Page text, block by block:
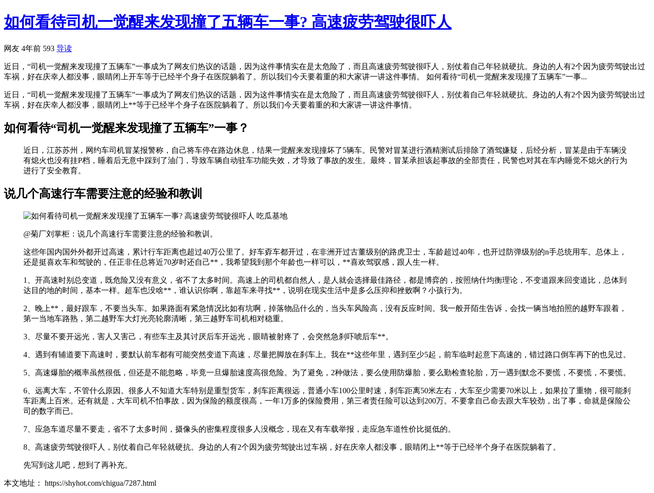
如何看待司机一觉醒来发现撞了五辆车一事? 高速疲劳驾驶很吓人
网友 4年前 593 导读
近日，“司机一觉醒来发现撞了五辆车”一事成为了网友们热议的话题，因为这件事情实在是太危险了，而且高速疲劳驾驶很吓人，别仗着自己年轻就硬抗。身边的人有2个因为疲劳驾驶出过
车祸，好在庆幸人都没事，眼睛闭上开车等于已经半个身子在医院躺着了。所以我们今天要着重的和大家讲一讲这件事情。 如何看待“司机一觉醒来发现撞了五辆车”一事...
近日，“司机一觉醒来发现撞了五辆车”一事成为了网友们热议的话题，因为这件事情实在是太危险了，而且高速疲劳驾驶很吓人，别仗着自己年轻就硬抗。身边的人有2个因为疲劳驾驶出过
车祸，好在庆幸人都没事，眼睛闭上**等于已经半个身子在医院躺着了。所以我们今天要着重的和大家讲一讲这件事情。
如何看待“司机一觉醒来发现撞了五辆车”一事？
近日，江苏苏州，网约车司机冒某报警称，自己将车停在路边休息，结果一觉醒来发现撞坏了5辆车。民警对冒某进行酒精测试后排除了酒驾嫌疑，后经分析，冒某是由于车辆没
有熄火也没有挂P档，睡着后无意中踩到了油门，导致车辆自动驻车功能失效，才导致了事故的发生。最终，冒某承担该起事故的全部责任，民警也对其在车内睡觉不熄火的行为
进行了安全教育。
说几个高速行车需要注意的经验和教训
@菊厂刘掌柜：说几个高速行车需要注意的经验和教训。
这些年国内国外外都开过高速，累计行车距离也超过40万公里了。好车孬车都开过，在非洲开过古董级别的路虎卫士，车龄超过40年，也开过防弹级别的n手总统用车。总体上，
还是挺喜欢车和驾驶的，任正非任总将近70岁时还自己**，我希望我到那个年龄也一样可以，**喜欢驾驭感，跟人生一样。
1、开高速时别总变道，既危险又没有意义，省不了太多时间。高速上的司机都自然人，是人就会选择最佳路径，都是博弈的，按照纳什均衡理论，不变道跟来回变道比，总体到
达目的地的时间，基本一样。超车也没啥**，谁认识你啊，靠超车来寻找**，说明在现实生活中是多么压抑和挫败啊？小孩行为。
2、晚上**，最好跟车，不要当头车。如果路面有紧急情况比如有坑啊，掉落物品什么的，当头车风险高，没有反应时间。我一般开陌生告诉，会找一辆当地拍照的越野车跟着，
第一当地车路熟，第二越野车大灯光亮轮廓清晰，第三越野车司机相对稳重。
3、尽量不要开远光，害人又害己，有些车主及其讨厌后车开远光，眼睛被射疼了，会突然急刹吓唬后车**。
4、遇到有辅道要下高速时，要默认前车都有可能突然变道下高速，尽量把脚放在刹车上。我在**这些年里，遇到至少5起，前车临时起意下高速的，错过路口倒车再下的也见过。
5、高速爆胎的概率虽然很低，但还是不能忽略，毕竟一旦爆胎速度高很危险。为了避免，2种做法，要么使用防爆胎，要么勤检查轮胎，万一遇到默念不要慌，不要慌，不要慌。
6、远离大车，不管什么原因。很多人不知道大车特别是重型货车，刹车距离很远，普通小车100公里时速，刹车距离50米左右，大车至少需要70米以上，如果拉了重物，很可能刹
车距离上百米。还有就是，大车司机不怕事故，因为保险的额度很高，一年1万多的保险费用，第三者责任险可以达到200万。不要拿自己命去跟大车较劲，出了事，命就是保险公
司的数字而已。
7、应急车道尽量不要走，省不了太多时间，摄像头的密集程度很多人没概念，现在又有车载举报，走应急车道性价比挺低的。
8、高速疲劳驾驶很吓人，别仗着自己年轻就硬抗。身边的人有2个因为疲劳驾驶出过车祸，好在庆幸人都没事，眼睛闭上**等于已经半个身子在医院躺着了。
先写到这儿吧，想到了再补充。
本文地址： https://shyhot.com/chigua/7287.html